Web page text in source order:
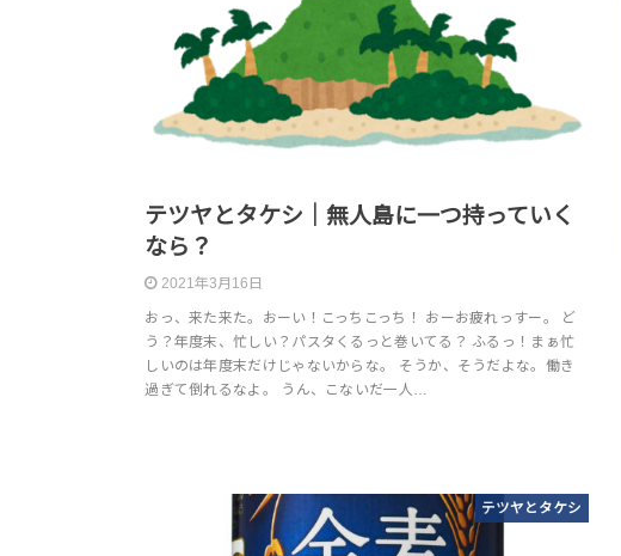
テツヤとタケシ｜無人島に一つ持っていく
なら？
2021年3月16日
おっ、来た来た。おーい！こっちこっち！ おーお疲れっすー。 ど
う？年度末、忙しい？パスタくるっと巻いてる？ ふるっ！まぁ忙
しいのは年度末だけじゃないからな。 そうか、そうだよな。働き
過ぎて倒れるなよ。 うん、こないだ一人…
テツヤとタケシ